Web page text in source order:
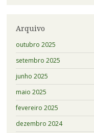
Arquivo
outubro 2025
setembro 2025
junho 2025
maio 2025
fevereiro 2025
dezembro 2024